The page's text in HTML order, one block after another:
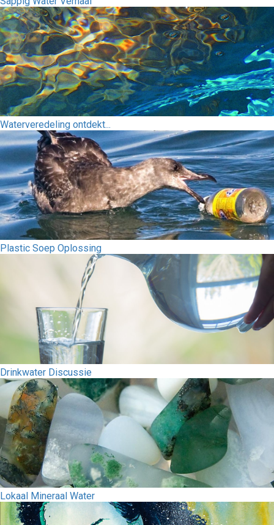
Waterveredeling ontdekt...
Plastic Soep Oplossing
Drinkwater Discussie
Lokaal Mineraal Water